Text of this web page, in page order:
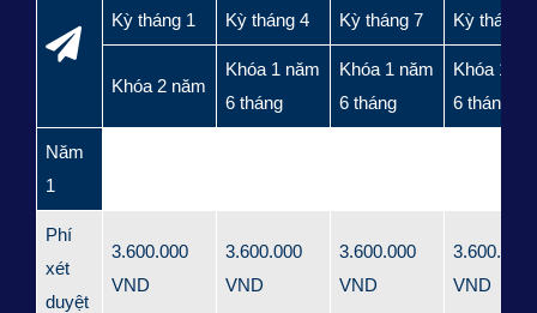
Kỳ tháng 1 Kỳ tháng 4 Kỳ tháng 7 Kỳ tháng
Khóa 2 năm
Khóa 1 năm
6 tháng
Khóa 1 năm
6 tháng
Khóa 1
6 tháng
Năm
1
Phí
xét
duyệt
3.600.000
VND
3.600.000
VND
3.600.000
VND
3.600.000
VND